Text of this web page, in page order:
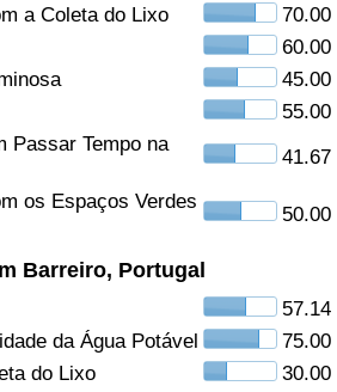
a Coleta do Lixo
70.00
60.00
45.00
55.00
Passar Tempo na
41.67
os Espaços Verdes
50.00
Barreiro, Portugal
57.14
da Água Potável
75.00
do Lixo
30.00
País
(Atual)